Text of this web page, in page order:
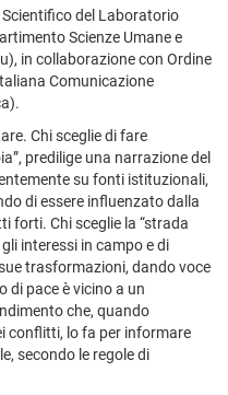
del Laboratorio
Scienze Umane e
in collaborazione con Ordine
Comunicazione
Chi sceglie di fare
predilige una narrazione del
su fonti istituzionali,
di essere influenzato dalla
forti. Chi sceglie la “strada
interessi in campo e di
trasformazioni, dando voce
di pace è vicino a un
che, quando
conflitti, lo fa per informare
secondo le regole di